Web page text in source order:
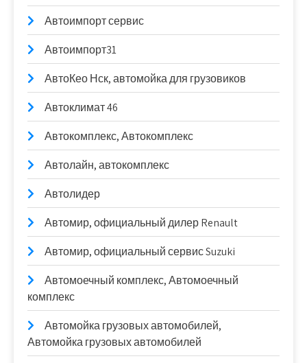
Автоимпорт сервис
Автоимпорт31
АвтоКео Нск, автомойка для грузовиков
Автоклимат 46
Автокомплекс, Автокомплекс
Автолайн, автокомплекс
Автолидер
Автомир, официальный дилер Renault
Автомир, официальный сервис Suzuki
Автомоечный комплекс, Автомоечный
комплекс
Автомойка грузовых автомобилей,
Автомойка грузовых автомобилей